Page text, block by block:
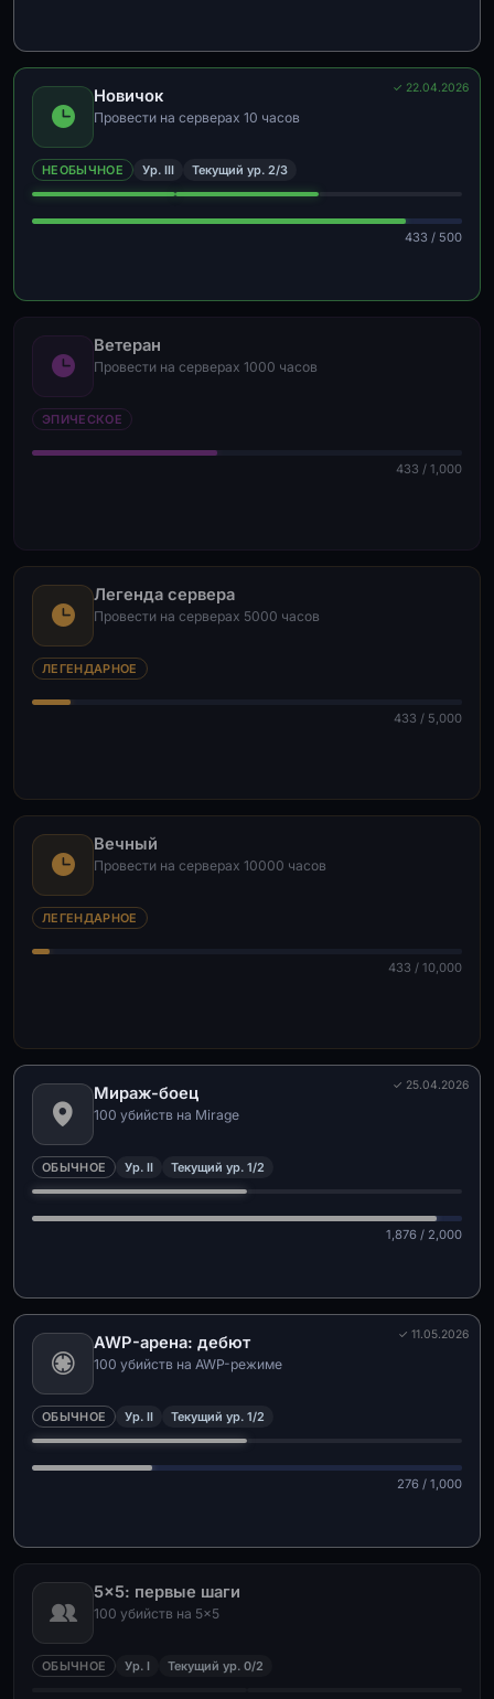
✓ 22.04.2026
Новичок
Провести на серверах 10 часов
НЕОБЫЧНОЕ Ур. III Текущий ур. 2/3
433 / 500
Ветеран
Провести на серверах 1000 часов
ЭПИЧЕСКОЕ
433 / 1,000
Легенда сервера
Провести на серверах 5000 часов
ЛЕГЕНДАРНОЕ
433 / 5,000
Вечный
Провести на серверах 10000 часов
ЛЕГЕНДАРНОЕ
433 / 10,000
✓ 25.04.2026
Мираж-боец
100 убийств на Mirage
ОБЫЧНОЕ Ур. II Текущий ур. 1/2
1,876 / 2,000
✓ 11.05.2026
AWP-арена: дебют
100 убийств на AWP-режиме
ОБЫЧНОЕ Ур. II Текущий ур. 1/2
276 / 1,000
5×5: первые шаги
100 убийств на 5×5
ОБЫЧНОЕ Ур. I Текущий ур. 0/2